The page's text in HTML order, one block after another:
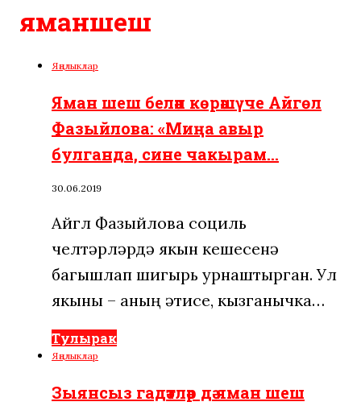
яманшеш
Яңалыклар
Яман шеш белән көрәшүче Айгөл
Фазыйлова: «Миңа авыр
булганда, сине чакырам…
30.06.2019
Айгөл Фазыйлова социль
челтәрләрдә якын кешесенә
багышлап шигырь урнаштырган. Ул
якыны – аның әтисе, кызганычка…
Тулырак
Яңалыклар
Зыянсыз гадәтләр дә яман шеш